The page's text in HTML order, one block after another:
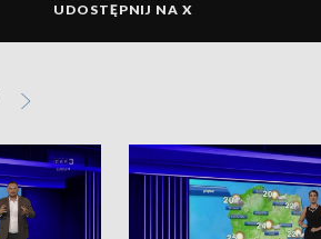
UDOSTĘPNIJ NA X